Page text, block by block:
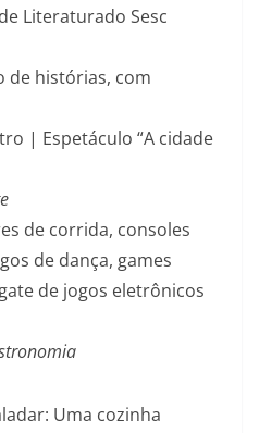
Literaturado Sesc
de histórias, com
| Espetáculo “A cidade
de corrida, consoles
de dança, games
de jogos eletrônicos
Uma cozinha